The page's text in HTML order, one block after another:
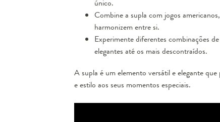
único.
Combine a supla com jogos
harmonizem entre si.
Experimente diferentes combinações
elegantes até os mais descontraídos.
A supla é um elemento versátil e elegante
e estilo aos seus momentos especiais.